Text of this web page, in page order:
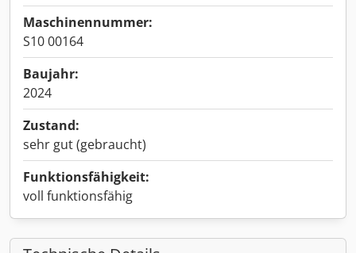
Maschinennummer:
S10 00164
Baujahr:
2024
Zustand:
sehr gut (gebraucht)
Funktionsfähigkeit:
voll funktionsfähig